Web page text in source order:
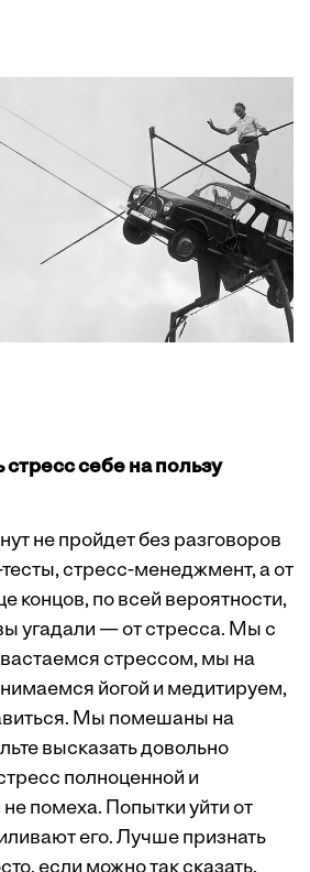
стресс себе на пользу
не пройдет без разговоров
стресс-менеджмент, а от
концов, по всей вероятности,
угадали — от стресса. Мы с
стрессом, мы на
йогой и медитируем,
Мы помешаны на
высказать довольно
полноценной и
помеха. Попытки уйти от
его. Лучше признать